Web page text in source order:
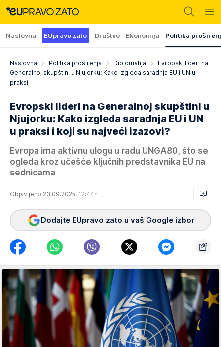
Naslovna EUpravo zato Društvo Ekonomija Politika
Naslovna Politika proširenja Diplomatija
Evropski lideri na
Generalnoj skupštini u Njujorku: Kako izgleda saradnja EU i UN u
praksi
Evropski lideri na Generalnoj skupštini u
Njujorku: Kako izgleda saradnja EU i UN
u praksi i koji su najveći izazovi?
Evropa ima aktivnu ulogu u radu UNGA80, što se
ogleda kroz učešće ključnih predstavnika EU na
sednicama
Objavljeno 23.09.2025. 12:44h
Dodajte EUpravo zato u vaš Google izbor